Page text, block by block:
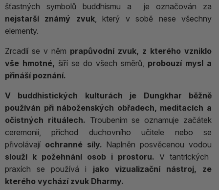
šťastných symbolů buddhismu a je označován za
nejstarší známý zvuk, který v sobě nese všechny
elementy.
Zrcadlí se v něm prapůvodní zvuk, z kterého vzniklo
vše hmotné, šíří se do všech směrů, probouzí mysl a
přináší poznání.
V buddhistických kulturách je Dungkhar běžně
používán při náboženských obřadech, meditacích a
očistných rituálech. Troubením se oznamuje začátek
ceremonií, příchod duchovního učitele nebo se
přivolávají ochranné síly. Naplněn posvěcenou vodou
slouží k požehnání osob i prostoru. V tantrických
praxích se používá i jako vizualizační nástroj, ze
kterého vychází zvuk Dharmy.